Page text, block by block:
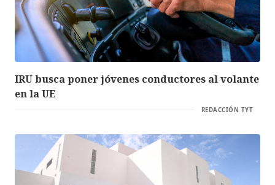
IRU busca poner jóvenes conductores al volante
en la UE
REDACCIÓN TYT